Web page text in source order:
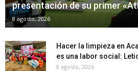
presentación de su primer
8 agosto, 2026
Hacer la limpieza en
es una labor social:
8 agosto, 2026